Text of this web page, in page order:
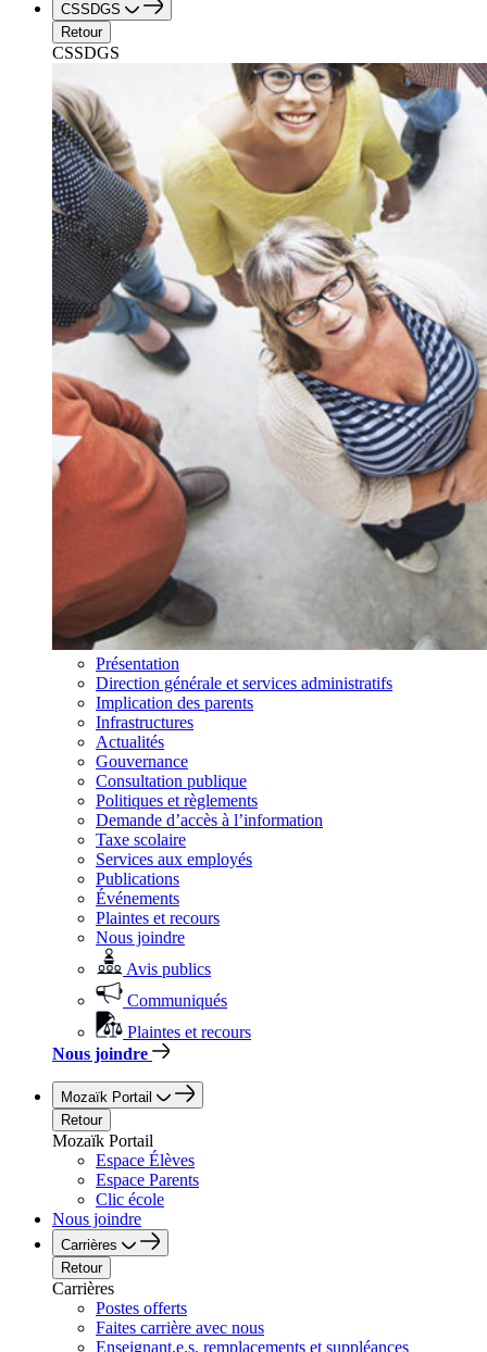
CSSDGS
Retour
CSSDGS
Présentation
Direction générale et services administratifs
Implication des parents
Infrastructures
Actualités
Gouvernance
Consultation publique
Politiques et règlements
Demande d’accès à l’information
Taxe scolaire
Services aux employés
Publications
Événements
Plaintes et recours
Nous joindre
Avis publics
Communiqués
Plaintes et recours
Nous joindre
Mozaïk Portail
Retour
Mozaïk Portail
Espace Élèves
Espace Parents
Clic école
Nous joindre
Carrières
Retour
Carrières
Postes offerts
Faites carrière avec nous
Enseignant.e.s, remplacements et suppléances